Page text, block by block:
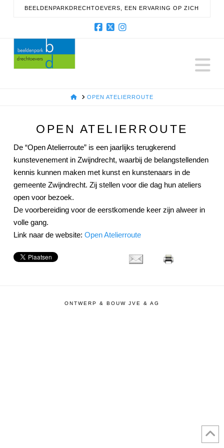
BEELDENPARKDRECHTOEVERS, EEN ERVARING OP ZICH
HOMEOPEN ATELIERROUTE
OPEN ATELIERROUTE
De “Open Atelierroute” is een jaarlijks terugkerend
kunstevenement in Zwijndrecht, waarbij de belangstellenden
kennis kunnen maken met kunst en kunstenaars in de
gemeente Zwijndrecht. Zij stellen voor die dag hun ateliers
open voor bezoek.
De voorbereiding voor de eerstkomende keer zijn alweer in
volle gang.
Link naar de website: Open Atelierroute
ONTWERP & BOUW JVE & AG